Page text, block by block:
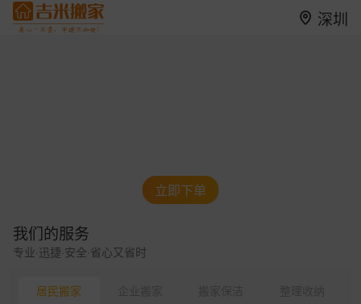
深圳
立即下单
我们的服务
专业·迅捷·安全·省心又省时
居民搬家